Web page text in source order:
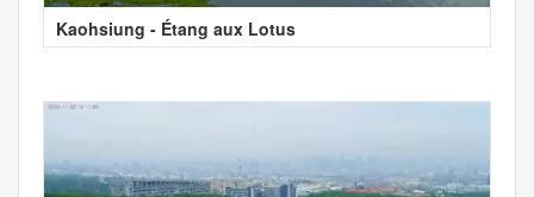
Kaohsiung - Étang aux Lotus